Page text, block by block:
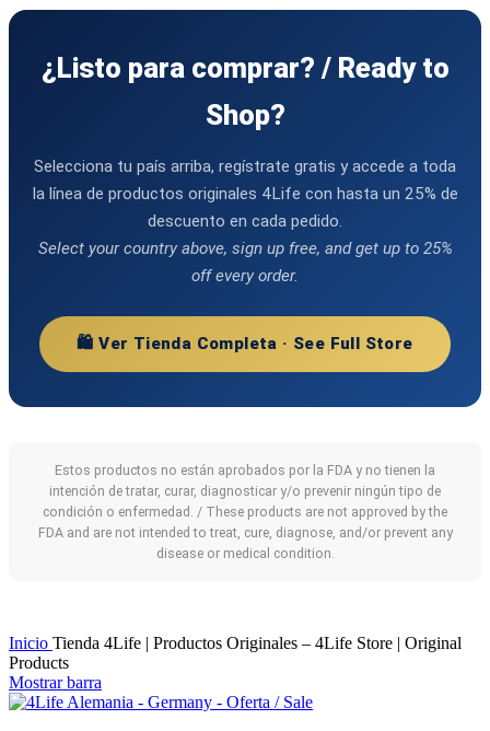
¿Listo para comprar? / Ready to
Shop?
Selecciona tu país arriba, regístrate gratis y accede a toda
la línea de productos originales 4Life con hasta un 25% de
descuento en cada pedido.
Select your country above, sign up free, and get up to 25%
off every order.
🛍️ Ver Tienda Completa · See Full Store
Estos productos no están aprobados por la FDA y no tienen la
intención de tratar, curar, diagnosticar y/o prevenir ningún tipo de
condición o enfermedad. / These products are not approved by the
FDA and are not intended to treat, cure, diagnose, and/or prevent any
disease or medical condition.
Inicio Tienda 4Life | Productos Originales – 4Life Store | Original
Products
Mostrar barra